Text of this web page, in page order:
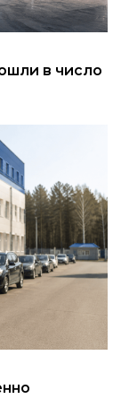
в число